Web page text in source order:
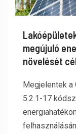
megújuló
növelését
Megjelentek a
5.2.1-17